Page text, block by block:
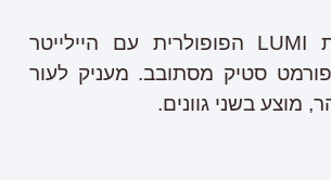
הרחבה לסדרת LUMI הפופולרית עם היילייטר
סטיק מסתובב. מעניק לעור
מוצע בשני גוונים.